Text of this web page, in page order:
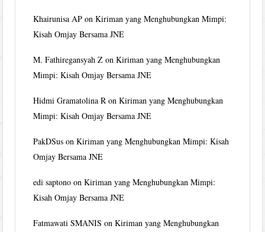
Khairunisa AP onKiriman yang Menghubungkan Mimpi:
Kisah Omjay Bersama JNE
M. Fathiregansyah Z onKiriman yang Menghubungkan
Mimpi: Kisah Omjay Bersama JNE
Hidmi Gramatolina R onKiriman yang Menghubungkan
Mimpi: Kisah Omjay Bersama JNE
PakDSus onKiriman yang Menghubungkan Mimpi: Kisah
Omjay Bersama JNE
edi saptono onKiriman yang Menghubungkan Mimpi:
Kisah Omjay Bersama JNE
Fatmawati SMANIS onKiriman yang Menghubungkan